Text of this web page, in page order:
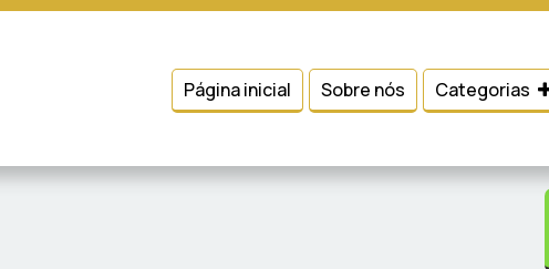
Página inicial Sobre nós Categorias